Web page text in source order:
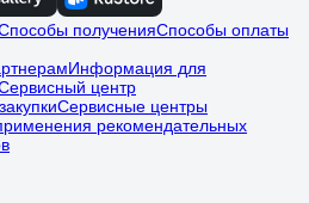
полученияСпособы оплаты
Информация для
центр
Сервисные центры
рекомендательных